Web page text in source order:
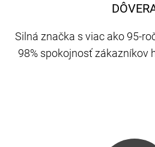
Silná značka s viac ako 95-
98% spokojnosť zákazníkov